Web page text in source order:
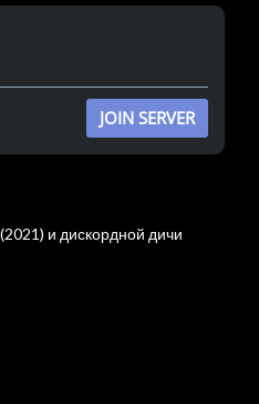
JOIN SERVER
и дискордной дичи